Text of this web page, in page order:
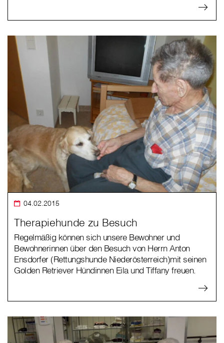
04.02.2015
Therapiehunde zu Besuch
Regelmäßig können sich unsere Bewohner und
Bewohnerinnen über den Besuch von Herrn Anton
Ensdorfer (Rettungshunde Niederösterreich)mit seinen
Golden Retriever Hündinnen Eila und Tiffany freuen.